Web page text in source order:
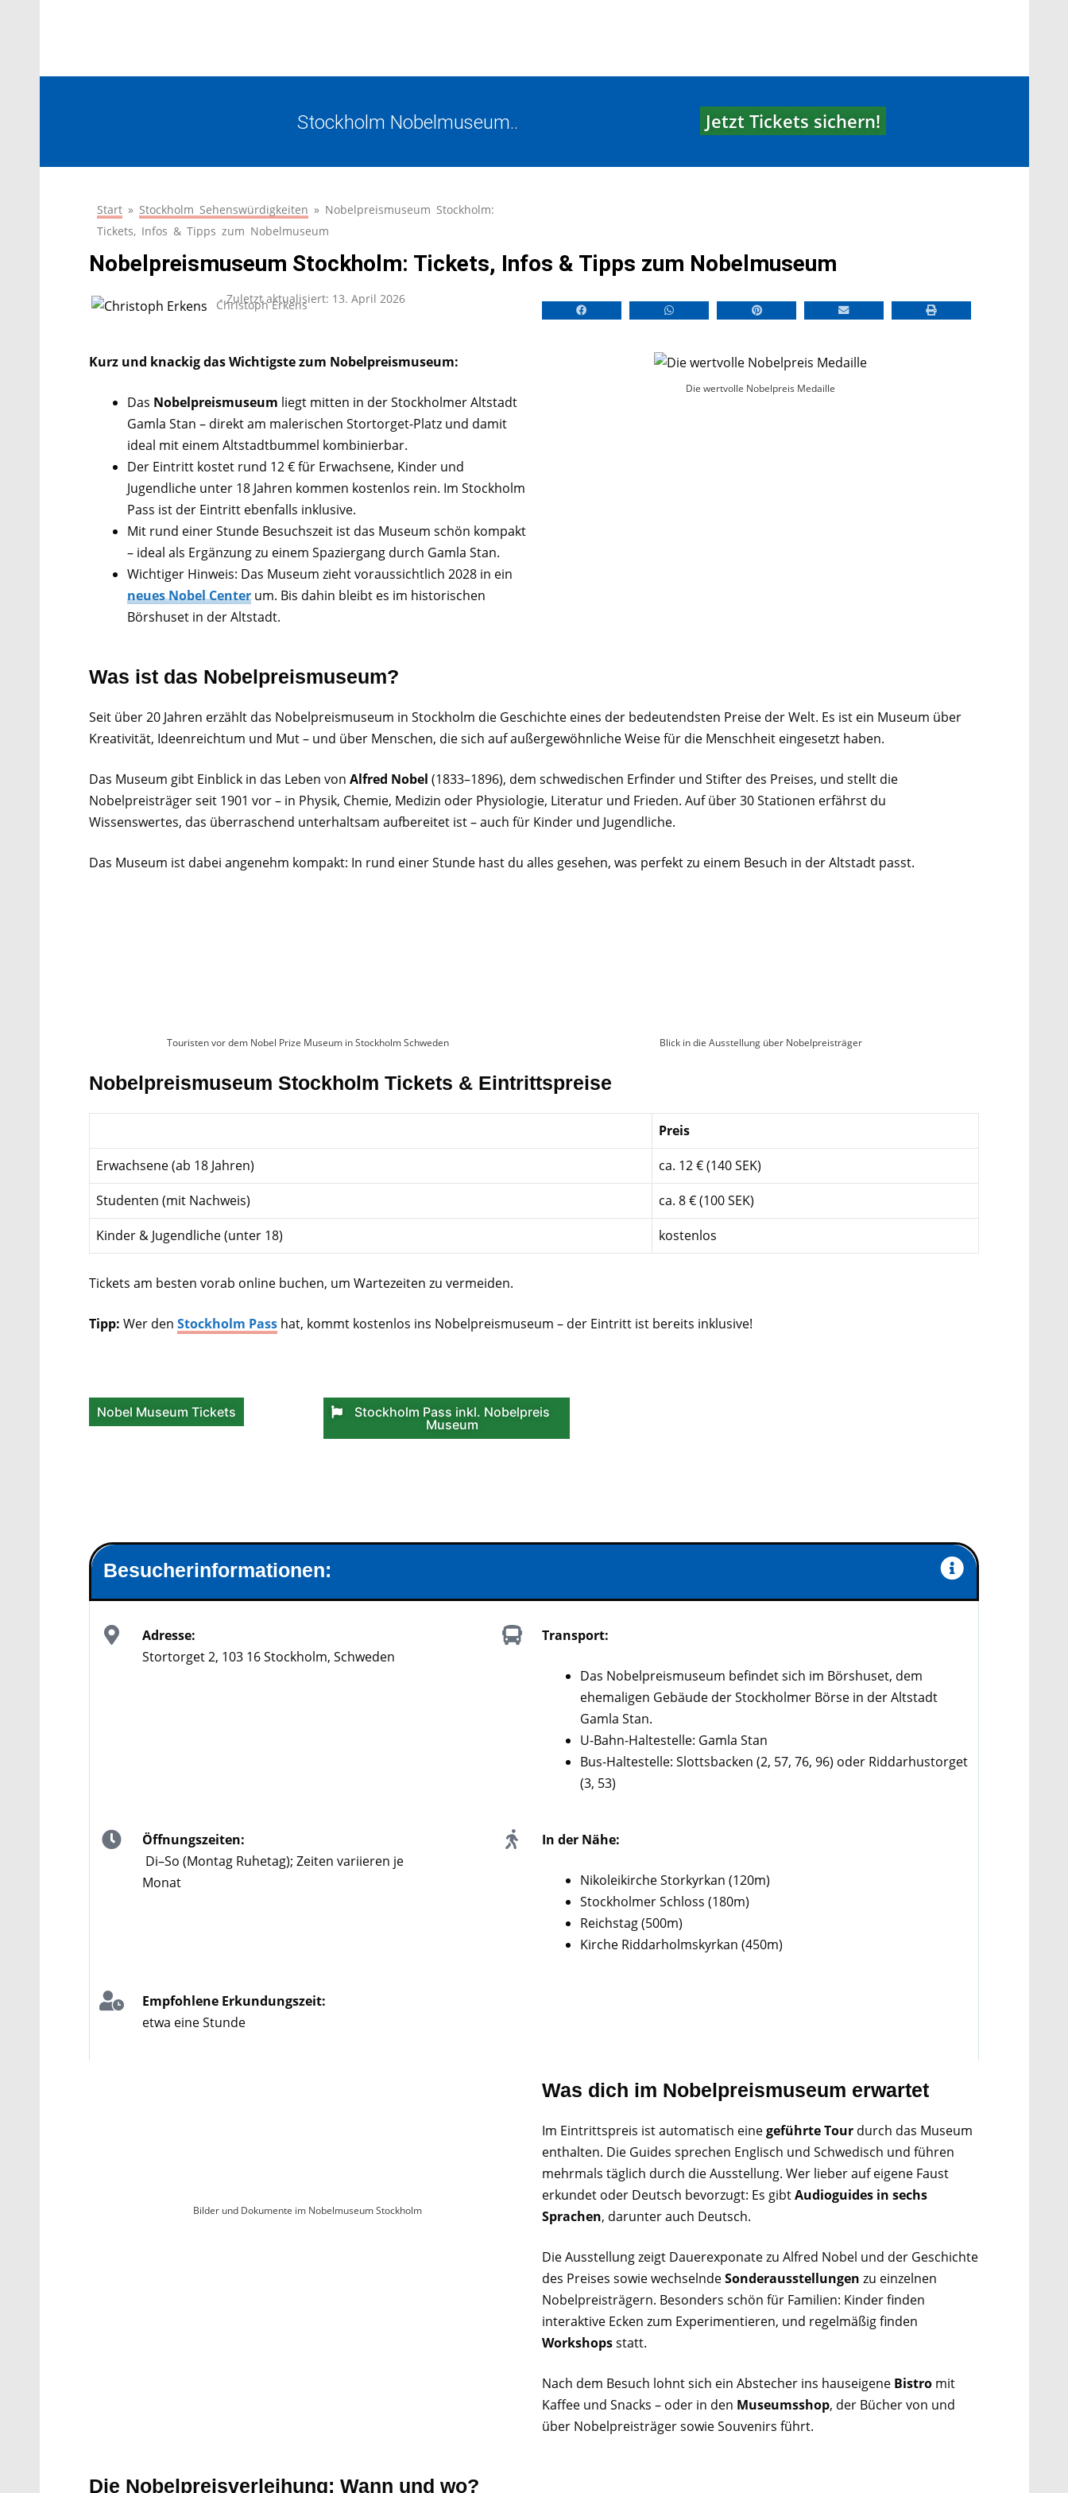
Stockholm Nobelmuseum.. Jetzt Tickets sichern!
Start » Stockholm Sehenswürdigkeiten » Nobelpreismuseum Stockholm:
Tickets, Infos & Tipps zum Nobelmuseum
Nobelpreismuseum Stockholm: Tickets, Infos & Tipps zum Nobelmuseum
Christoph Erkens
- Zuletzt aktualisiert: 13. April 2026
Kurz und knackig das Wichtigste zum Nobelpreismuseum:
Das Nobelpreismuseum liegt mitten in der Stockholmer Altstadt
Gamla Stan – direkt am malerischen Stortorget-Platz und damit
ideal mit einem Altstadtbummel kombinierbar.
Der Eintritt kostet rund 12 € für Erwachsene, Kinder und
Jugendliche unter 18 Jahren kommen kostenlos rein. Im Stockholm
Pass ist der Eintritt ebenfalls inklusive.
Mit rund einer Stunde Besuchszeit ist das Museum schön kompakt
– ideal als Ergänzung zu einem Spaziergang durch Gamla Stan.
Wichtiger Hinweis: Das Museum zieht voraussichtlich 2028 in ein
neues Nobel Center um. Bis dahin bleibt es im historischen
Börshuset in der Altstadt.
Die wertvolle Nobelpreis Medaille
Was ist das Nobelpreismuseum?
Seit über 20 Jahren erzählt das Nobelpreismuseum in Stockholm die Geschichte eines der bedeutendsten Preise der Welt. Es ist ein Museum über
Kreativität, Ideenreichtum und Mut – und über Menschen, die sich auf außergewöhnliche Weise für die Menschheit eingesetzt haben.
Das Museum gibt Einblick in das Leben von Alfred Nobel (1833–1896), dem schwedischen Erfinder und Stifter des Preises, und stellt die
Nobelpreisträger seit 1901 vor – in Physik, Chemie, Medizin oder Physiologie, Literatur und Frieden. Auf über 30 Stationen erfährst du
Wissenswertes, das überraschend unterhaltsam aufbereitet ist – auch für Kinder und Jugendliche.
Das Museum ist dabei angenehm kompakt: In rund einer Stunde hast du alles gesehen, was perfekt zu einem Besuch in der Altstadt passt.
Touristen vor dem Nobel Prize Museum in Stockholm Schweden Blick in die Ausstellung über Nobelpreisträger
Nobelpreismuseum Stockholm Tickets & Eintrittspreise
Preis
Erwachsene (ab 18 Jahren)
ca. 12 € (140 SEK)
Studenten (mit Nachweis)
ca. 8 € (100 SEK)
Kinder & Jugendliche (unter 18)
kostenlos
Tickets am besten vorab online buchen, um Wartezeiten zu vermeiden.
Tipp: Wer den Stockholm Pass hat, kommt kostenlos ins Nobelpreismuseum – der Eintritt ist bereits inklusive!
Nobel Museum Tickets
Stockholm Pass inkl. Nobelpreis
Museum
Besucherinformationen:
Adresse:
Stortorget 2, 103 16 Stockholm, Schweden
Transport:
Das Nobelpreismuseum befindet sich im Börshuset, dem
ehemaligen Gebäude der Stockholmer Börse in der Altstadt
Gamla Stan.
U-Bahn-Haltestelle: Gamla Stan
Bus-Haltestelle: Slottsbacken (2, 57, 76, 96) oder Riddarhustorget
(3, 53)
Öffnungszeiten:
Di–So (Montag Ruhetag); Zeiten variieren je
Monat
In der Nähe:
Nikoleikirche Storkyrkan (120m)
Stockholmer Schloss (180m)
Reichstag (500m)
Kirche Riddarholmskyrkan (450m)
Empfohlene Erkundungszeit:
etwa eine Stunde
Bilder und Dokumente im Nobelmuseum Stockholm
Was dich im Nobelpreismuseum erwartet
Im Eintrittspreis ist automatisch einegeführte Tour durch das Museum
enthalten. Die Guides sprechen Englisch und Schwedisch und führen
mehrmals täglich durch die Ausstellung. Wer lieber auf eigene Faust
erkundet oder Deutsch bevorzugt: Es gibtAudioguides in sechs
Sprachen, darunter auch Deutsch.
Die Ausstellung zeigt Dauerexponate zu Alfred Nobel und der Geschichte
des Preises sowie wechselndeSonderausstellungen zu einzelnen
Nobelpreisträgern. Besonders schön für Familien: Kinder finden
interaktive Ecken zum Experimentieren, und regelmäßig finden
Workshopsstatt.
Nach dem Besuch lohnt sich ein Abstecher ins hauseigene Bistro mit
Kaffee und Snacks – oder in den Museumsshop, der Bücher von und
über Nobelpreisträger sowie Souvenirs führt.
Die Nobelpreisverleihung: Wann und wo?